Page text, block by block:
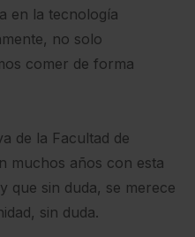
en la tecnología
no solo
comer de forma
de la Facultad de
muchos años con esta
que sin duda, se merece
sin duda.